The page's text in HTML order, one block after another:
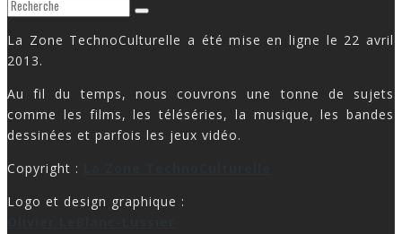
La Zone TechnoCulturelle a été mise en ligne le 22 avril
2013.
Au fil du temps, nous couvrons une tonne de sujets
comme les films, les téléséries, la musique, les bandes
dessinées et parfois les jeux vidéo.
Copyright :
Logo et design graphique :